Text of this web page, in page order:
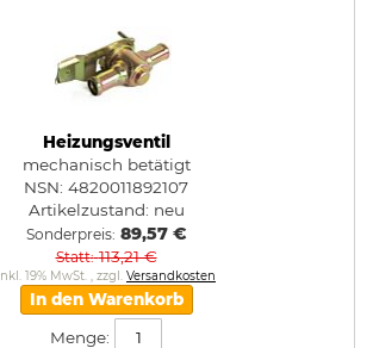
Heizungsventil
mechanisch betätigt
NSN: 4820011892107
Artikelzustand: neu
Sonderpreis 89,57 €
Statt 113,21 €
Inkl. 19% MwSt. , zzgl. Versandkosten
In den Warenkorb
Menge: